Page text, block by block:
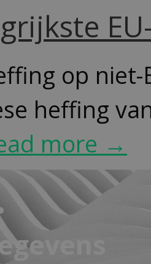
op niet-
heffing
more →